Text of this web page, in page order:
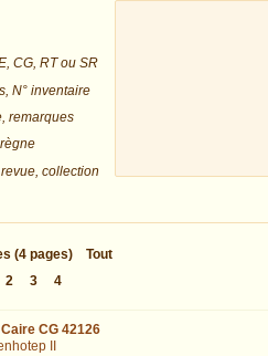
CG, RT ou SR
N° inventaire
remarques
collection
(4 pages)
Tout
2 3 4
CG 42126
II